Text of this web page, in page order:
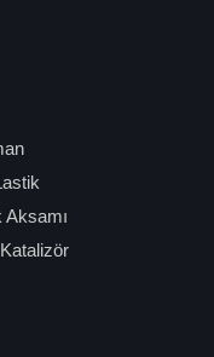
Aksamı